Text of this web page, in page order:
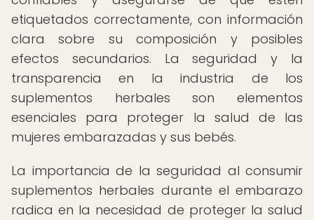
etiquetados correctamente, con información
clara sobre su composición y posibles
efectos secundarios. La seguridad y la
transparencia en la industria de los
suplementos herbales son elementos
esenciales para proteger la salud de las
mujeres embarazadas y sus bebés.
La importancia de la seguridad al consumir
suplementos herbales durante el embarazo
radica en la necesidad de proteger la salud